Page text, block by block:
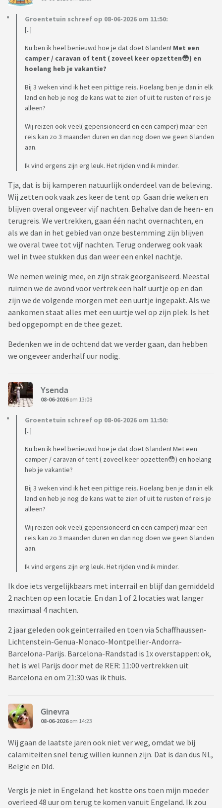
Groentetuin schreef op 08-06-2026 om 11:50:
[..]
Nu ben ik heel benieuwd hoe je dat doet 6 landen! Met een
camper / caravan of tent ( zoveel keer opzetten😳) en
hoelang heb je vakantie?
Bij 3 weken vind ik het een pittige reis. Hoelang ben je dan in elk
land en heb je nog de kans wat te zien of uit te rusten of reis je
alleen?
Wij reizen ook veel( gepensioneerd en een camper) maar een
reis kan zo 3 maanden duren en dan nog doen we geen 6 landen
aan.
Ik vind ergens zijn erg leuk. Het rijden vind ik minder.
Tja, dat is bij kamperen natuurlijk onderdeel van de beleving.
Wij zetten ook vaak zes keer de tent op. Gaan drie weken en
blijven overal ongeveer vijf nachten. Behalve dan de heen- en
terugreis. We vertrekken, gaan één nacht overnachten, en
als we dan in het gebied van onze bestemming zijn blijven
we overal twee tot vijf nachten. Terug onderweg ook vaak
wel in twee stukken dus dan weer een enkel nachtje.
We nemen weinig mee, en zijn strak georganiseerd. Meestal
ruimen we de avond voor vertrek een half uurtje op en dan
zijn we de volgende morgen met een uurtje ingepakt. Als we
aankomen staat alles met een uurtje wel op zijn plek. Is het
bed opgepompt en de thee gezet.
Bedenken we in de ochtend dat we verder gaan, dan hebben
we ongeveer anderhalf uur nodig.
Ysenda
08-06-2026om 13:08
Groentetuin schreef op 08-06-2026 om 11:50:
[..]
Nu ben ik heel benieuwd hoe je dat doet 6 landen! Met een
camper / caravan of tent ( zoveel keer opzetten😳) en hoelang
heb je vakantie?
Bij 3 weken vind ik het een pittige reis. Hoelang ben je dan in elk
land en heb je nog de kans wat te zien of uit te rusten of reis je
alleen?
Wij reizen ook veel( gepensioneerd en een camper) maar een
reis kan zo 3 maanden duren en dan nog doen we geen 6 landen
aan.
Ik vind ergens zijn erg leuk. Het rijden vind ik minder.
Ik doe iets vergelijkbaars met interrail en blijf dan gemiddeld
2 nachten op een locatie. En dan 1 of 2 locaties wat langer
maximaal 4 nachten.
2 jaar geleden ook geinterrailed en toen via Schaffhaussen-
Lichtenstein-Genua-Monaco-Montpellier-Andorra-
Barcelona-Parijs. Barcelona-Randstad is 1x overstappen: ok,
het is wel Parijs door met de RER: 11:00 vertrekken uit
Barcelona en om 21:30 was ik thuis.
Ginevra
08-06-2026om 14:23
Wij gaan de laatste jaren ook niet ver weg, omdat we bij
calamiteiten snel terug willen kunnen zijn. Dat is dan dus NL,
Belgie en Dld.
Vergis je niet in Engeland: het kostte ons toen mijn moeder
overleed 48 uur om terug te komen vanuit Engeland. Ik zou